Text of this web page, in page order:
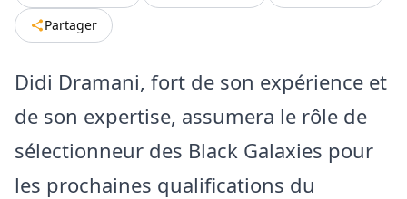
Partager
Didi Dramani, fort de son expérience et
de son expertise, assumera le rôle de
sélectionneur des Black Galaxies pour
les prochaines qualifications du